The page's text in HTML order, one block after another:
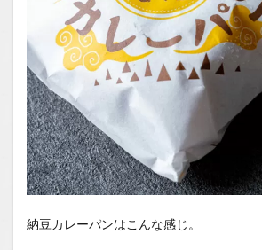
納豆カレーパンはこんな感じ。